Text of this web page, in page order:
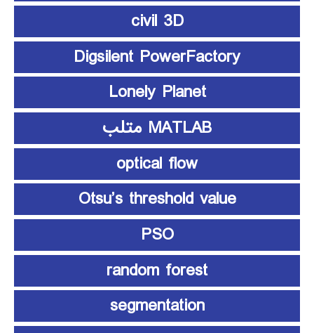
civil 3D
Digsilent PowerFactory
Lonely Planet
MATLAB متلب
optical flow
Otsu’s threshold value
PSO
random forest
segmentation